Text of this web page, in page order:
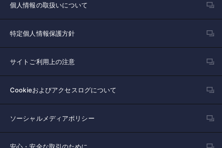
個人情報の取扱いについて
特定個人情報保護方針
サイトご利用上の注意
Cookieおよびアクセスログについて
ソーシャルメディアポリシー